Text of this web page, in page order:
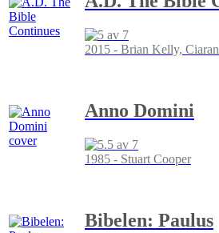
2015 - Brian Kelly,
Anno Domini
1985 - Stuart Cooper
Bibelen: Paulus